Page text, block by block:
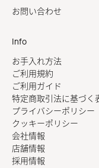
お問い合わせ
Info
お手入れ方法
ご利用規約
ご利用ガイド
特定商取引法に基づく
プライバシーポリシー
クッキーポリシー
会社情報
店舗情報
採用情報